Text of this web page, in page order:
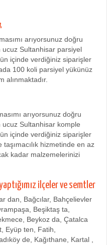
arıyorsunuz doğru
ucuz Sultanhisar parsiyel
içinde verdiğiniz siparişler
100 koli parsiyel yükünüz
alınmaktadır.
arıyorsunuz doğru
ucuz Sultanhisar komple
içinde verdiğiniz siparişler
taşımacılık hizmetinde en az
kadar malzemelerinizi
ilçeler ve semtler
dan, Bağcılar, Bahçelievler
Beşiktaş ta,
Beykoz da, Çatalca
Eyüp ten, Fatih,
de, Kağıthane, Kartal ,